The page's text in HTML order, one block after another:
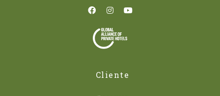
Cliente